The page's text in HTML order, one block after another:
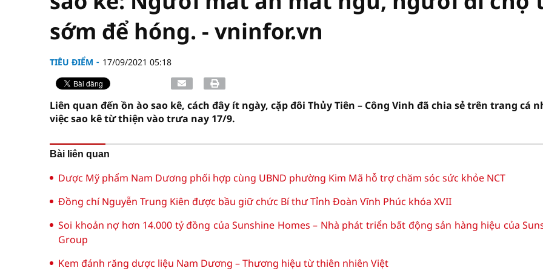
sớm để hóng. - vninfor.vn
TIÊU ĐIỂM 17/09/2021 05:18
Liên quan đến ồn ào sao kê, cách đây ít ngày, cặp đôi Thủy Tiên – Công Vinh đã chia sẻ trên trang cá
việc sao kê từ thiện vào trưa nay 17/9.
Bài liên quan
Dược Mỹ phẩm Nam Dương phối hợp cùng UBND phường Kim Mã hỗ trợ chăm sóc sức khỏe NCT
Đồng chí Nguyễn Trung Kiên được bầu giữ chức Bí thư Tỉnh Đoàn Vĩnh Phúc khóa XVII
Soi khoản nợ hơn 14.000 tỷ đồng của Sunshine Homes – Nhà phát triển bất động sản hàng hiệu của
Group
Kem đánh răng dược liệu Nam Dương – Thương hiệu từ thiên nhiên Việt